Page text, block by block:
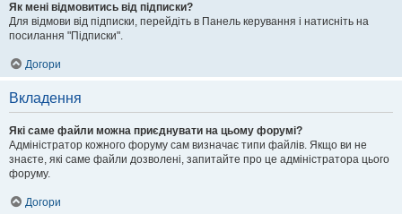
Як мені відмовитись від підписки?
Для відмови від підписки, перейдіть в Панель керування і натисніть на
посилання "Підписки".
Догори
Вкладення
Які саме файли можна приєднувати на цьому форумі?
Адміністратор кожного форуму сам визначає типи файлів. Якщо ви не
знаєте, які саме файли дозволені, запитайте про це адміністратора цього
форуму.
Догори